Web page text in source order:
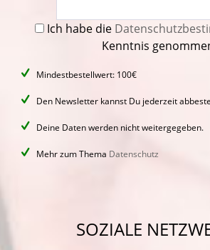
Ich habe die
Kenntnis
Mindestbestellwert: 100€
Den Newsletter kannst Du jederzeit
Deine Daten werden nicht weitergegeben.
Mehr zum Thema Datenschutz
SOZIALE